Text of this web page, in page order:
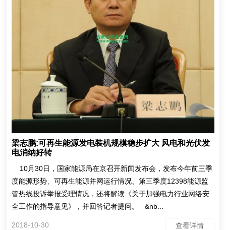
梁志鹏:可再生能源发电装机规模稳步扩大 风电和光伏发
电消纳好转
10月30日，国家能源局在京召开新闻发布会，发布今年前三季
度能源形势、可再生能源并网运行情况、第三季度12398能源监
管热线投诉举报受理情况，还将解读《关于加强电力行业网络安
全工作的指导意见》，并回答记者提问。 &nb...
2018-10-30 查看详情